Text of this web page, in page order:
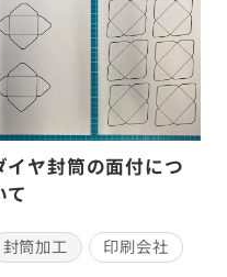
イヤ封筒の面付につ
て
封筒加工 印刷会社